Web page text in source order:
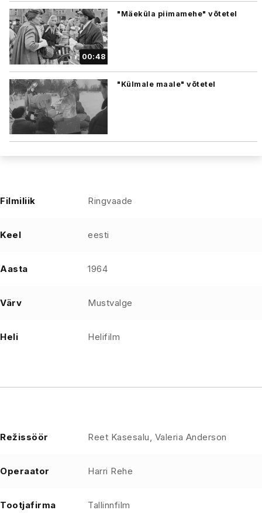
00:48
"Mäeküla piimamehe" võtetel
"Külmale maale" võtetel
Filmiliik Ringvaade
Keel eesti
Aasta 1964
Värv Mustvalge
Heli Helifilm
Režissöör Reet Kasesalu, Valeria Anderson
Operaator Harri Rehe
Tootjafirma Tallinnfilm